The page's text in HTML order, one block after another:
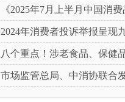
《2025年7月上半月中国消费品领域电子电器行业产
2024年消费者投诉举报呈现
八个重点！涉老食品、保健品虚假
市场监管总局、中消协联合发布消费提示：关注检测报告